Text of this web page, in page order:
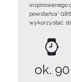
inspirowanego
powstańca”
wykorzystać
ok. 90